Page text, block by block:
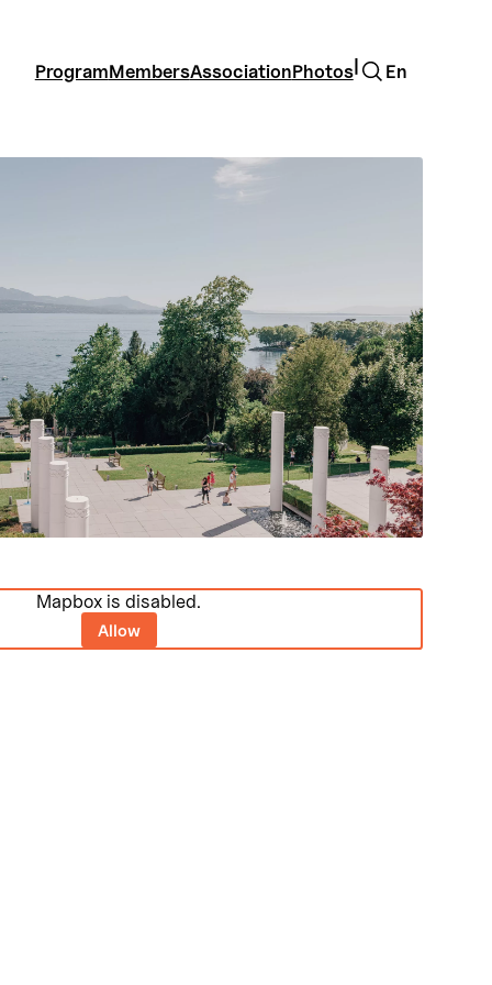
ProgramMembersAssociationPhotos
Search
En
Mapbox is disabled.
Allow